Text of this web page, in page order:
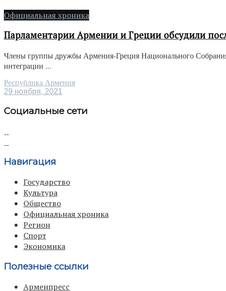
Официальная хроника
Парламентарии Армении и Греции обсудили
Члены группы дружбы Армения-Греция Национального
интеграции ...
Республика Армения
29 ноября, 2021
Социальные сети
Навигация
Государство
Культура
Общество
Официальная хроника
Регион
Спорт
Экономика
Полезные ссылки
Арменпресс